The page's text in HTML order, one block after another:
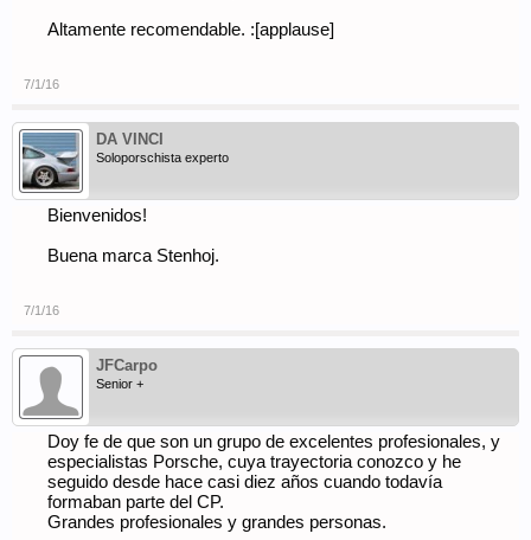
Altamente recomendable. :[applause]
7/1/16
DA VINCI
Soloporschista experto
Bienvenidos!
Buena marca Stenhoj.
7/1/16
JFCarpo
Senior +
Doy fe de que son un grupo de excelentes profesionales, y
especialistas Porsche, cuya trayectoria conozco y he
seguido desde hace casi diez años cuando todavía
formaban parte del CP.
Grandes profesionales y grandes personas.